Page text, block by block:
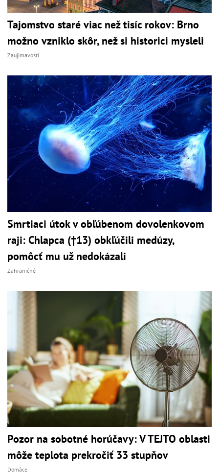
Tajomstvo staré viac než tisíc rokov: Brno
možno vzniklo skôr, než si historici mysleli
Zaujímavosti
Smrtiaci útok v obľúbenom dovolenkovom
raji: Chlapca (†13) obkľúčili medúzy,
pomôcť mu už nedokázali
Zahraničné
Pozor na sobotné horúčavy: V TEJTO oblasti
môže teplota prekročiť 33 stupňov
Domáce